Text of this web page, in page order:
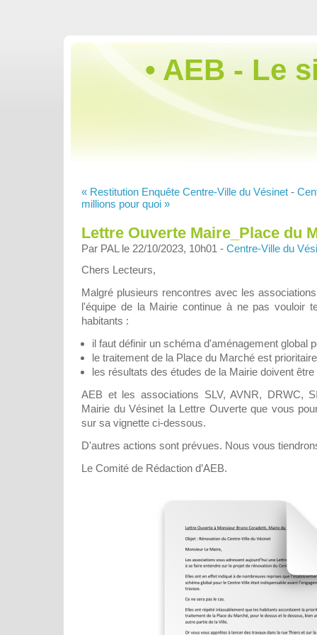
• AEB - Le
« Restitution Enquête Centre-Ville du Vésinet -
millions pour quoi »
Lettre Ouverte Maire_Place du
Par PAL le 22/10/2023, 10h01 - Centre-Ville du
Chers Lecteurs,
Malgré plusieurs rencontres avec les
l'équipe de la Mairie continue à ne pas vouloir
habitants :
il faut définir un schéma d'aménagement global
le traitement de la Place du Marché est
les résultats des études de la Mairie doivent
AEB et les associations SLV, AVNR, DRWC,
Mairie du Vésinet la Lettre Ouverte que vous
sur sa vignette ci-dessous.
D'autres actions sont prévues. Nous vous
Le Comité de Rédaction d’AEB.